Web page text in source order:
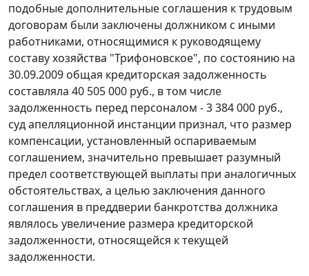
подобные дополнительные соглашения к трудовым
договорам были заключены должником с иными
работниками, относящимися к руководящему
составу хозяйства "Трифоновское", по состоянию на
30.09.2009 общая кредиторская задолженность
составляла 40 505 000 руб., в том числе
задолженность перед персоналом - 3 384 000 руб.,
суд апелляционной инстанции признал, что размер
компенсации, установленный оспариваемым
соглашением, значительно превышает разумный
предел соответствующей выплаты при аналогичных
обстоятельствах, а целью заключения данного
соглашения в преддверии банкротства должника
являлось увеличение размера кредиторской
задолженности, относящейся к текущей
задолженности.